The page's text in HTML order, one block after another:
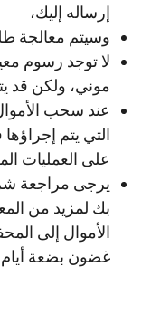
إرساله إليك،
وسيتم معالجة طلب
لا توجد رسوم
موني، ولكن قد
عند سحب
التي يتم
على العمليات
يرجى مراجعة
بك لمزيد من
الأموال إلى
غضون بضعة